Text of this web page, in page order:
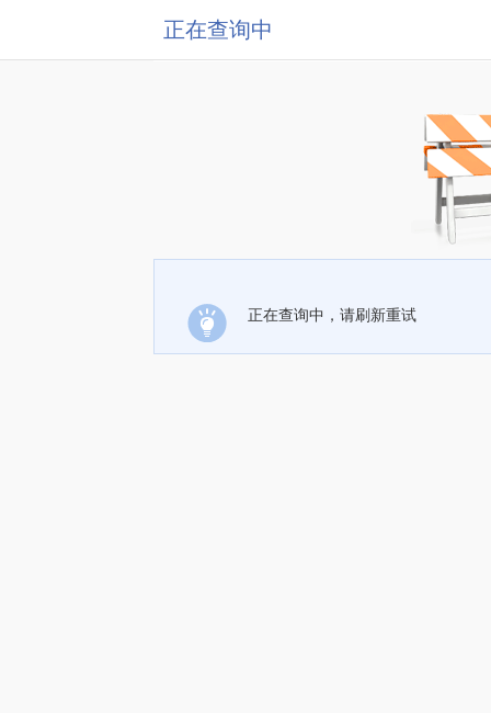
正在查询中
正在查询中，请刷新重试